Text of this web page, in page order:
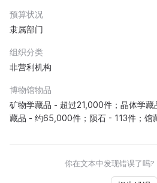
预算状况
隶属部门
组织分类
非营利机构
博物馆物品
矿物学藏品 - 超过21,000件；晶体学
藏品 - 约65,000件；陨石 - 113件；馆
你在文本中发现错误了吗?